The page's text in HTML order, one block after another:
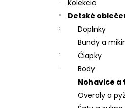
Kolekcia
Detské
Doplnky
Bundy a
Čiapky
Body
Nohavice a
Overaly a